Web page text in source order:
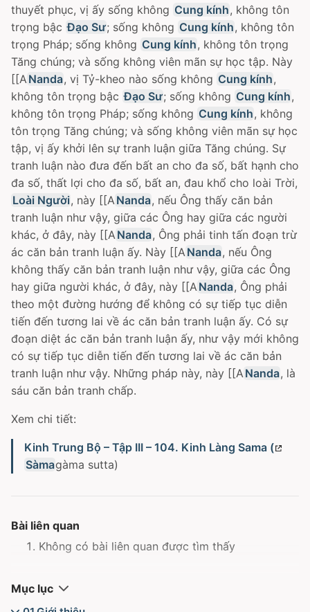
thuyết phục, vị ấy sống không Cung kính, không tôn
trọng bậc Ðạo Sư; sống không Cung kính, không tôn
trọng Pháp; sống không Cung kính, không tôn trọng
Tăng chúng; và sống không viên mãn sự học tập. Này
[[ANanda, vị Tỷ-kheo nào sống không Cung kính,
không tôn trọng bậc Ðạo Sư; sống không Cung kính,
không tôn trọng Pháp; sống không Cung kính, không
tôn trọng Tăng chúng; và sống không viên mãn sự học
tập, vị ấy khởi lên sự tranh luận giữa Tăng chúng. Sự
tranh luận nào đưa đến bất an cho đa số, bất hạnh cho
đa số, thất lợi cho đa số, bất an, đau khổ cho loài Trời,
Loài Người, này [[ANanda, nếu Ông thấy căn bản
tranh luận như vậy, giữa các Ông hay giữa các người
khác, ở đây, này [[ANanda, Ông phải tinh tấn đoạn trừ
ác căn bản tranh luận ấy. Này [[ANanda, nếu Ông
không thấy căn bản tranh luận như vậy, giữa các Ông
hay giữa người khác, ở đây, này [[ANanda, Ông phải
theo một đường hướng để không có sự tiếp tục diễn
tiến đến tương lai về ác căn bản tranh luận ấy. Có sự
đoạn diệt ác căn bản tranh luận ấy, như vậy mới không
có sự tiếp tục diễn tiến đến tương lai về ác căn bản
tranh luận như vậy. Những pháp này, này [[ANanda, là
sáu căn bản tranh chấp.
Xem chi tiết:
Kinh Trung Bộ – Tập III – 104. Kinh Làng Sama (
Sàmagàma sutta)
Bài liên quan
Không có bài liên quan được tìm thấy
Mục lục